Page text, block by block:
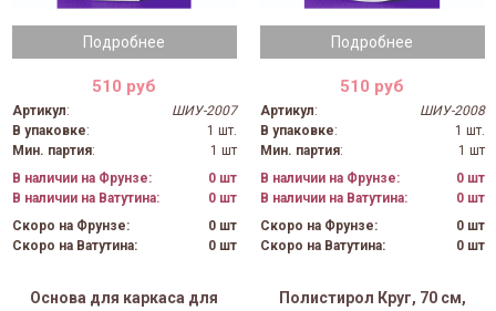
Подробнее
510 руб
Артикул:
ШИУ-2007
В упаковке:
1 шт.
Мин. партия:
1 шт
В наличии на Фрунзе:
0 шт
В наличии на Ватутина:
0 шт
Скоро на Фрунзе:
0 шт
Скоро на Ватутина:
0 шт
Подробнее
510 руб
Артикул:
ШИУ-2008
В упаковке:
1 шт.
Мин. партия:
1 шт
В наличии на Фрунзе:
0 шт
В наличии на Ватутина:
0 шт
Скоро на Фрунзе:
0 шт
Скоро на Ватутина:
0 шт
Основа для каркаса для
Полистирол Круг, 70 см,